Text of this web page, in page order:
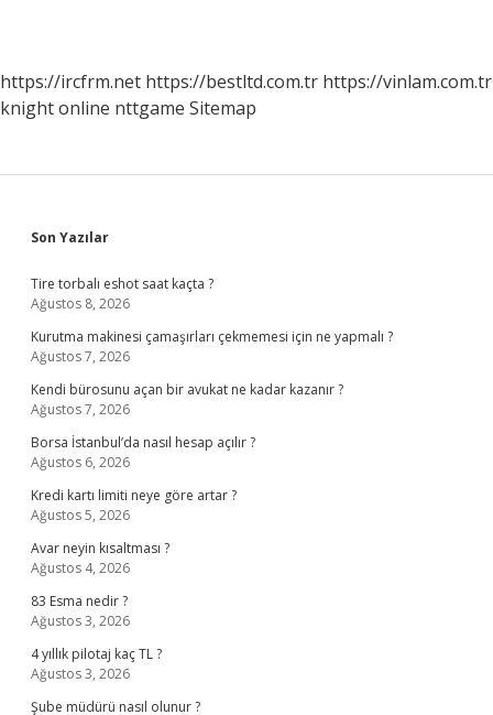
https://ircfrm.net https://bestltd.com.tr https://vinlam.com.tr
knight online nttgame Sitemap
Sidebar
Son Yazılar
Tire torbalı eshot saat kaçta ?
Ağustos 8, 2026
Kurutma makinesi çamaşırları çekmemesi için ne yapmalı ?
Ağustos 7, 2026
Kendi bürosunu açan bir avukat ne kadar kazanır ?
Ağustos 7, 2026
Borsa İstanbul’da nasıl hesap açılır ?
Ağustos 6, 2026
Kredi kartı limiti neye göre artar ?
Ağustos 5, 2026
Avar neyin kısaltması ?
Ağustos 4, 2026
83 Esma nedir ?
Ağustos 3, 2026
4 yıllık pilotaj kaç TL ?
Ağustos 3, 2026
Şube müdürü nasıl olunur ?